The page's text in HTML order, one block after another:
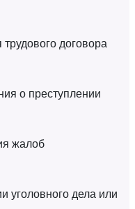
договора
о преступлении
жалоб
уголовного дела или